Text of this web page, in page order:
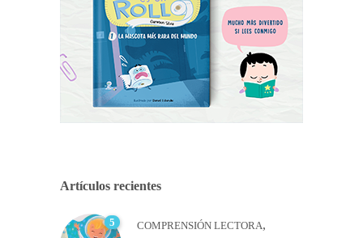
Artículos recientes
5 COMPRENSIÓN LECTORA,